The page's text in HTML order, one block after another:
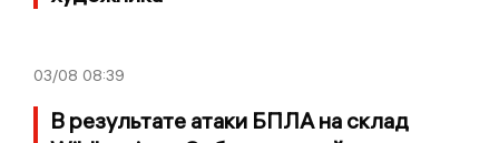
03/08 08:39
В результате атаки БПЛА на склад